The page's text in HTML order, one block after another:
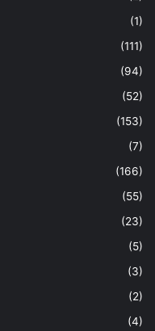
(1)
(111)
(94)
(52)
(153)
(7)
(166)
(55)
(23)
(5)
(3)
(2)
(4)